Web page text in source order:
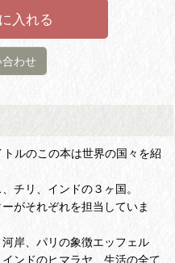
入れる
わせ
トルのこの本は世界の国々を紹
チリ、インドの３ヶ国。
がそれぞれを担当していま
岸、パリの象徴エッフェル
ンドのヒマラヤ、生活の全て